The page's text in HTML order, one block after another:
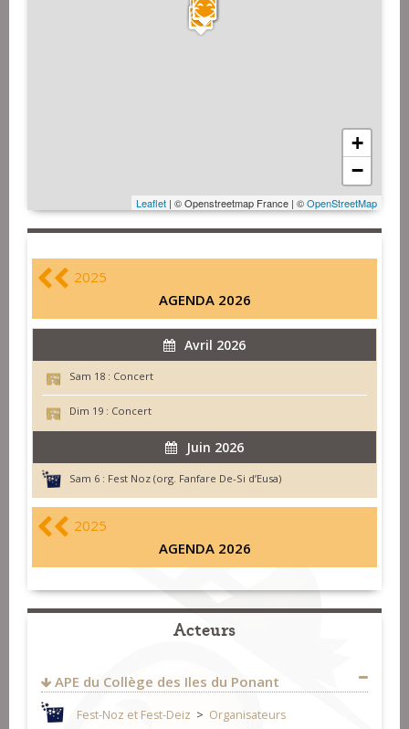
+
−
Leaflet | © Openstreetmap France | ©OpenStreetMap
2025
AGENDA 2026
Avril 2026
Sam 18 : Concert
Dim 19 : Concert
Juin 2026
Sam 6 : Fest Noz (org. Fanfare De-Si d’Eusa)
2025
AGENDA 2026
Acteurs
APE du Collège des Iles du Ponant
Fest-Noz et Fest-Deiz > Organisateurs